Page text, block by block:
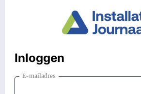
Inloggen
E-mailadres